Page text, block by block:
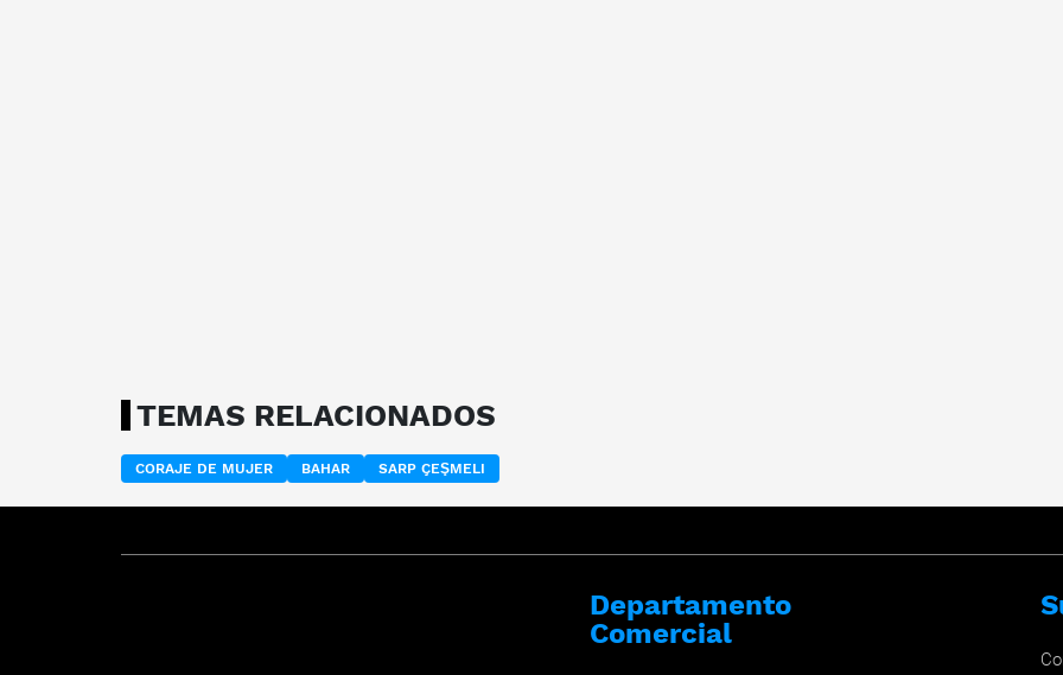
TEMAS RELACIONADOS
CORAJE DE MUJER BAHAR SARP ÇEŞMELI
Departamento
Comercial